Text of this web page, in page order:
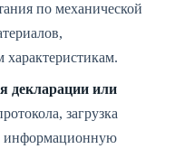
по механической
декларации или
загрузка
информационную